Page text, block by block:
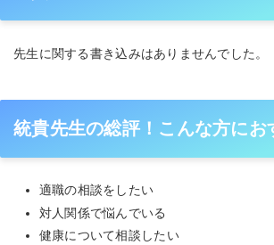
先生に関する書き込みはありませんでした。
統貴先生の総評！こんな方にお
適職の相談をしたい
対人関係で悩んでいる
健康について相談したい